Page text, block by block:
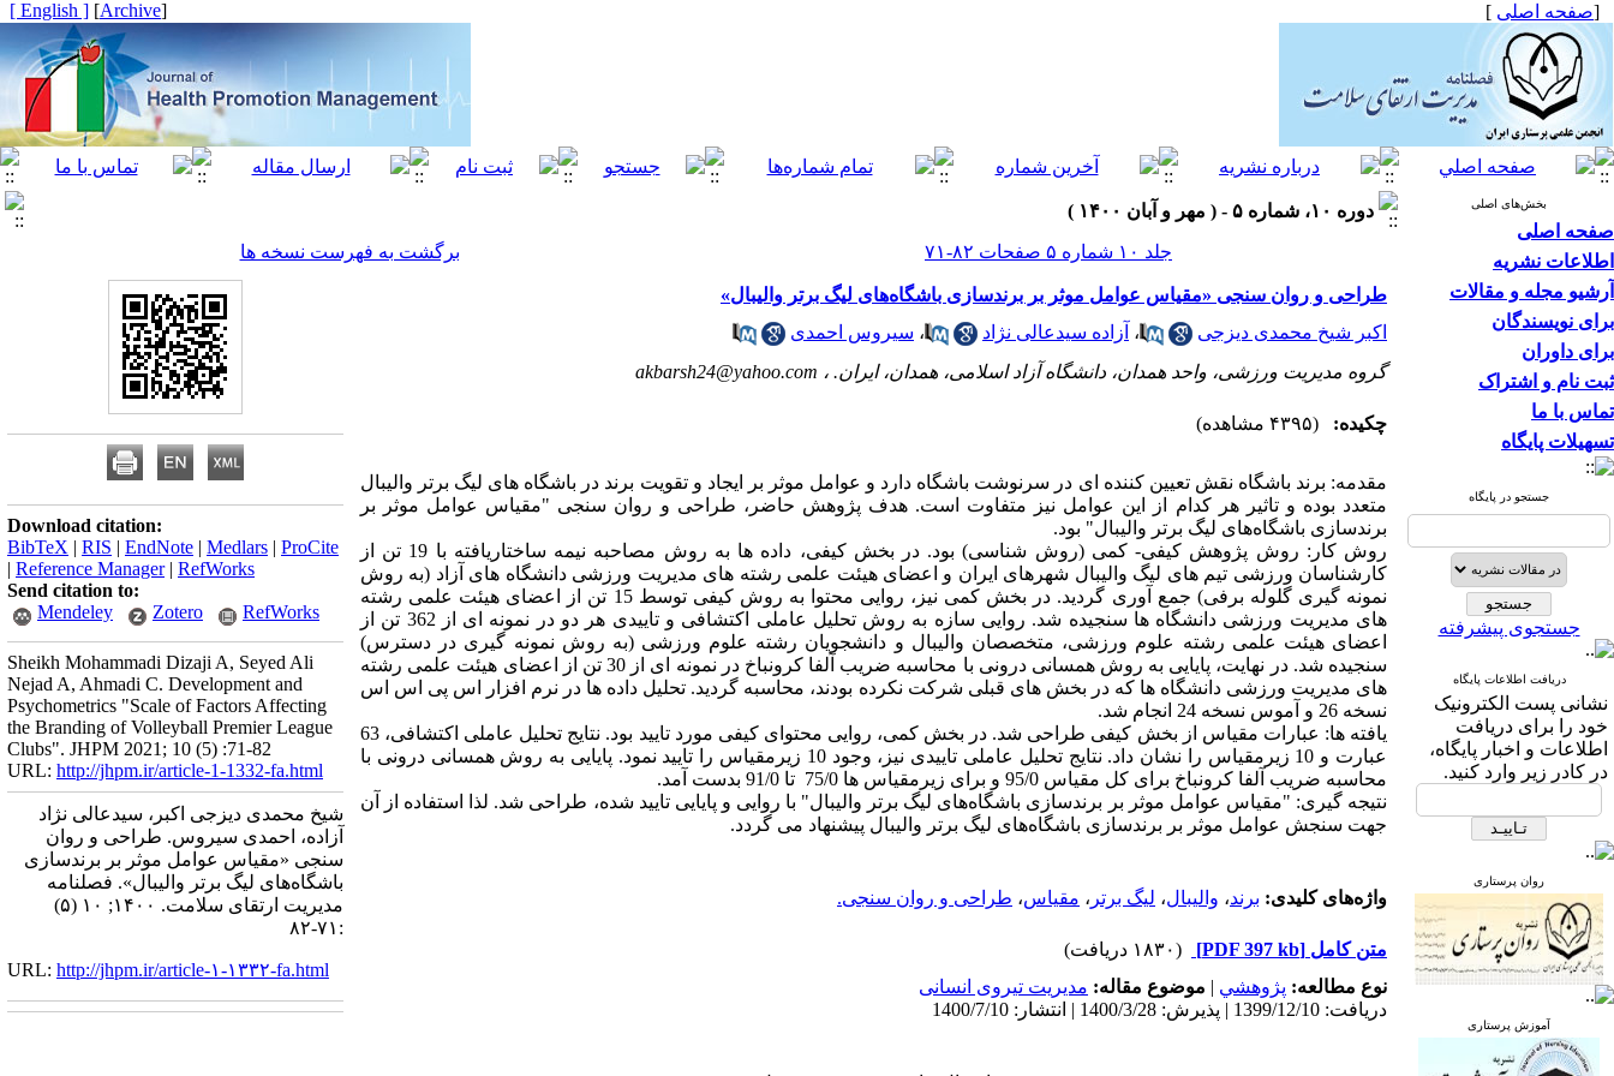
[صفحه اصلی ]
[
Archive
]
[ English ]
بخش‌های اصلی
صفحه اصلی
اطلاعات نشریه
آرشیو مجله و مقالات
برای نویسندگان
برای داوران
ثبت نام و اشتراک
تماس با ما
تسهیلات پایگاه
جستجو در پایگاه
جستجوی پیشرفته
دریافت اطلاعات پایگاه
نشانی پست الکترونیک
خود را برای دریافت
اطلاعات و اخبار پایگاه،
در کادر زیر وارد کنید.
روان پرستاری
آموزش پرستاری
دوره ۱۰، شماره ۵ - ( مهر و آبان ۱۴۰۰ )
جلد ۱۰ شماره ۵ صفحات ۸۲-۷۱
برگشت به فهرست نسخه ها
طراحی و روان سنجی «مقیاس عوامل موثر بر برندسازی باشگاه‌های لیگ برتر والیبال»
اکبر شیخ محمدی دیزجی
، آزاده سیدعالی نژاد ، سیروس احمدی
گروه مدیریت ورزشی، واحد همدان، دانشگاه آزاد اسلامی، همدان، ایران. ، akbarsh24@yahoo.com
چکیده: (۴۳۹۵ مشاهده)
مقدمه: برند باشگاه نقش تعیین کننده ای در سرنوشت باشگاه دارد و عوامل موثر بر ایجاد و تقویت برند در باشگاه های لیگ برتر والیبال
متعدد بوده و تاثیر هر کدام از این عوامل نیز متفاوت است. هدف پژوهش حاضر، طراحی و روان سنجی "مقیاس عوامل موثر بر
برندسازی باشگاه‌های لیگ برتر والیبال" بود.
روش کار: روش پژوهش کیفی- کمی (روش شناسی) بود. در بخش کیفی، داده ها به روش مصاحبه نیمه ساختاریافته با 19 تن از
کارشناسان ورزشی تیم های لیگ والیبال شهرهای ایران و اعضای هیئت علمی رشته های مدیریت ورزشی دانشگاه های آزاد (به روش
نمونه گیری گلوله برفی) جمع آوری گردید. در بخش کمی نیز، روایی محتوا به روش کیفی توسط 15 تن از اعضای هیئت علمی رشته
های مدیریت ورزشی دانشگاه ها سنجیده شد. روایی سازه به روش تحلیل عاملی اکتشافی و تاییدی هر دو در نمونه ای از 362 تن از
اعضای هیئت علمی رشته علوم ورزشی، متخصصان والیبال و دانشجویان رشته علوم ورزشی (به روش نمونه گیری در دسترس)
سنجیده شد. در نهایت، پایایی به روش همسانی درونی با محاسبه ضریب آلفا کرونباخ در نمونه ای از 30 تن از اعضای هیئت علمی رشته
های مدیریت ورزشی دانشگاه ها که در بخش های قبلی شرکت نکرده بودند، محاسبه گردید. تحلیل داده ها در نرم افزار اس پی اس اس
نسخه 26 و آموس نسخه 24 انجام شد.
یافته ها: عبارات مقیاس از بخش کیفی طراحی شد. در بخش کمی، روایی محتوای کیفی مورد تایید بود. نتایج تحلیل عاملی اکتشافی، 63
عبارت و 10 زیرمقیاس را نشان داد. نتایج تحلیل عاملی تاییدی نیز، وجود 10 زیرمقیاس را تایید نمود. پایایی به روش همسانی درونی با
محاسبه ضریب آلفا کرونباخ برای کل مقیاس 95/0 و برای زیرمقیاس ها 75/0 تا 91/0 بدست آمد.
نتیجه گیری: "مقیاس عوامل موثر بر برندسازی باشگاه‌های لیگ برتر والیبال" با روایی و پایایی تایید شده، طراحی شد. لذا استفاده از آن
جهت سنجش عوامل موثر بر برندسازی باشگاه‌های لیگ برتر والیبال پیشنهاد می گردد.
واژه‌های کلیدی: برند، والیبال، لیگ برتر ، مقیاس، طراحی و روان سنجی.
متن کامل [PDF 397 kb]
(۱۸۳۰ دریافت)
نوع مطالعه: پژوهشي | موضوع مقاله: مدیریت تیروی انسانی
دریافت: 1399/12/10 | پذیرش: 1400/3/28 | انتشار: 1400/7/10
Download citation:
BibTeX | RIS | EndNote | Medlars | ProCite
| Reference Manager| RefWorks
Send citation to:
Mendeley
Zotero RefWorks
Sheikh Mohammadi Dizaji A, Seyed Ali
Nejad A, Ahmadi C. Development and
Psychometrics "Scale of Factors Affecting
the Branding of Volleyball Premier League
Clubs". JHPM 2021; 10 (5) :71-82
URL: http://jhpm.ir/article-1-1332-fa.html
شیخ محمدی دیزجی اکبر، سیدعالی نژاد
آزاده، احمدی سیروس. طراحی و روان
سنجی «مقیاس عوامل موثر بر برندسازی
باشگاه‌های لیگ برتر والیبال». فصلنامه
مدیریت ارتقای سلامت. ۱۴۰۰; ۱۰ (۵)
:۷۱-۸۲
URL: http://jhpm.ir/article-۱-۱۳۳۲-fa.html